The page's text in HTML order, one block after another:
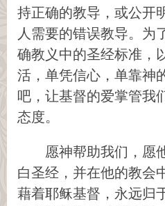
持正确的教导，或公开
人需要的错误教导。为
确教义中的圣经标准，
活，单凭信心，单靠神
吧，让基督的爱掌管我
态度。
愿神帮助我们，愿
白圣经，并在他的教会
藉着耶稣基督，永远归